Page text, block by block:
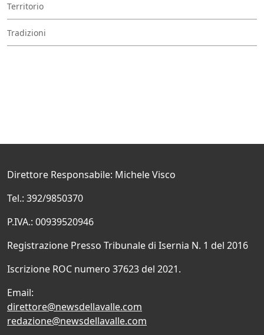
Territorio
Tradizioni
Direttore Responsabile: Michele Visco
Tel.: 392/9850370
P.IVA.: 00939520946
Registrazione Presso Tribunale di Isernia N. 1 del 2016
Iscrizione ROC numero 37623 del 2021.
Email:
direttore@newsdellavalle.com
redazione@newsdellavalle.com